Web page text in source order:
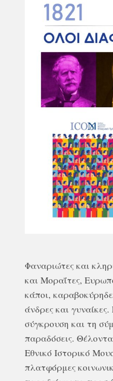
Φαναριώτες και
και Μοραΐτες,
κάποι,
άνδρες και
σύγκρουση και τη
παραδόσεις.
Εθνικό Ιστορικό
πλατφόρμες